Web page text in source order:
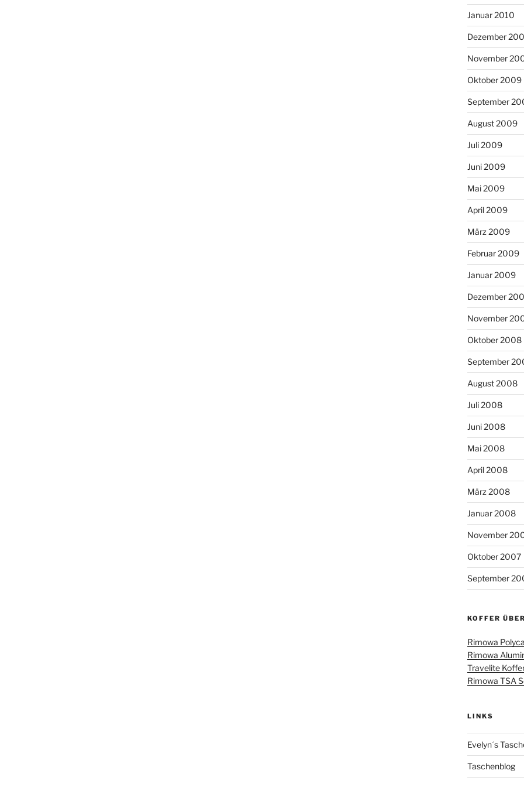
Januar 2010
Dezember
November
Oktober 2009
September
August 2009
Juli 2009
Juni 2009
Mai 2009
April 2009
März 2009
Februar 2009
Januar 2009
Dezember
November
Oktober 2008
September
August 2008
Juli 2008
Juni 2008
Mai 2008
April 2008
März 2008
Januar 2008
November
Oktober 2007
September
KOFFER
Rimowa
Rimowa
Travelite
Rimowa TSA
LINKS
Evelyn´s
Taschenblog